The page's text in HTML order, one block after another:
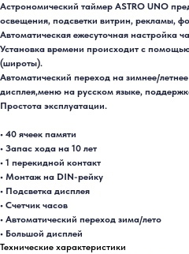
Астрономический таймер ASTRO UNO
освещения, подсветки витрин, рекламы,
Автоматическая ежесуточная настройка
Установка времени происходит с
(широты).
Автоматический переход на зимнее/
дисплея,меню на русском языке,
Простота эксплуатации.
• 40 ячеек памяти
• Запас хода на 10 лет
• 1 перекидной контакт
• Монтаж на DIN-рейку
• Подсветка дисплея
• Счетчик часов
• Автоматический переход зима/лето
• Большой дисплей
Технические характеристики